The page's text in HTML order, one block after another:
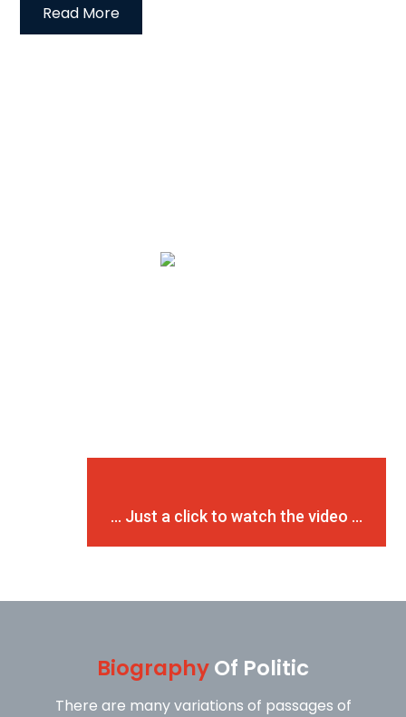
Read More
... Just a click to watch the video ...
BiographyOf Politic
There are many variations of passages of